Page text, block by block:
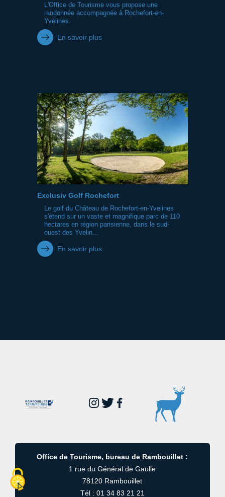
L'Office de Tourisme vous propose une
randonnée accompagnée à Rochefort-en-
Yvelines.
En savoir plus
Exclusiv Golf Rochefort
Le golf du Château de Rochefort-en-Yvelines
s'étend sur un vaste et magnifique parc de 110
hectares en région parisienne, dans le sud-
ouest des Yvelin...
En savoir plus
Office de Tourisme, bureau de Rambouillet :
1 rue du Général de Gaulle
78120 Rambouillet
Tél : 01 34 83 21 21